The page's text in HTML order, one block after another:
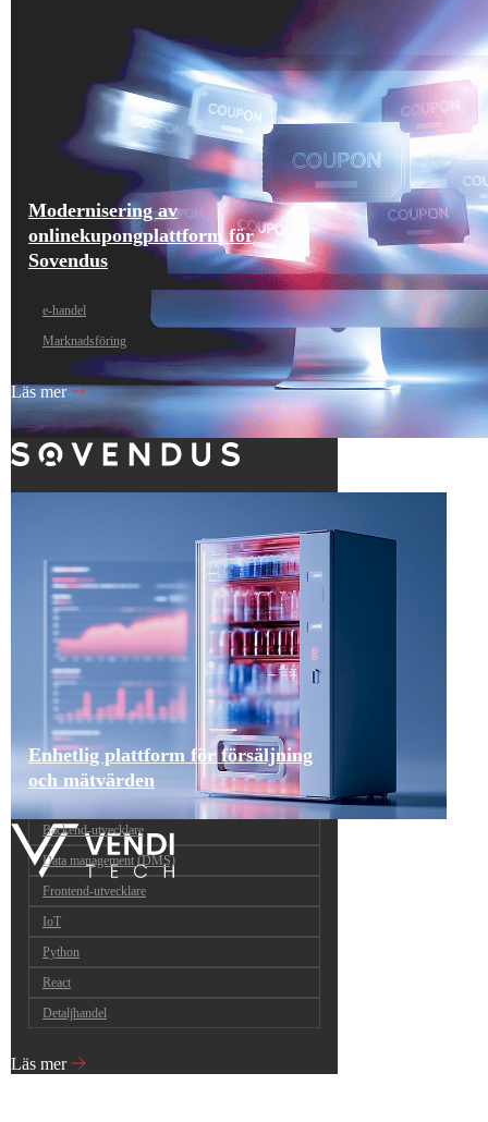
Modernisering av
onlinekupongplattform för
Sovendus
e‑handel
Marknadsföring
Läs mer
Enhetlig plattform för försäljning
och mätvärden
Backend-utvecklare
Data management (DMS)
Frontend-utvecklare
IoT
Python
React
Detaljhandel
Läs mer